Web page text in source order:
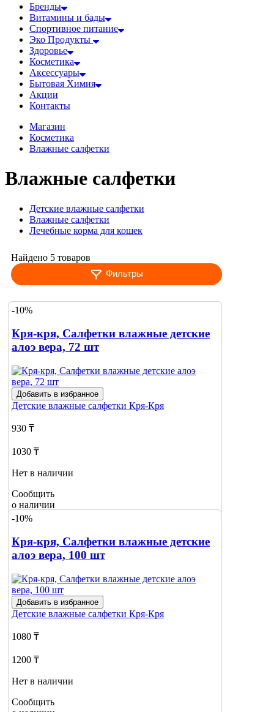
Бренды
Витамины и бады
Спортивное питание
Эко Продукты
Здоровье
Косметика
Аксессуары
Бытовая Химия
Акции
Контакты
Магазин
Косметика
Влажные салфетки
Влажные салфетки
Детские влажные салфетки
Влажные салфетки
Лечебные корма для кошек
Найдено 5 товаров
Фильтры
-10%
Кря-кря, Салфетки влажные детские
алоэ вера, 72 шт
Добавить в избранное
Детские влажные салфетки Кря-Кря
930 ₸
1030 ₸
Нет в наличии
Сообщить
о наличии
-10%
Кря-кря, Салфетки влажные детские
алоэ вера, 100 шт
Добавить в избранное
Детские влажные салфетки Кря-Кря
1080 ₸
1200 ₸
Нет в наличии
Сообщить